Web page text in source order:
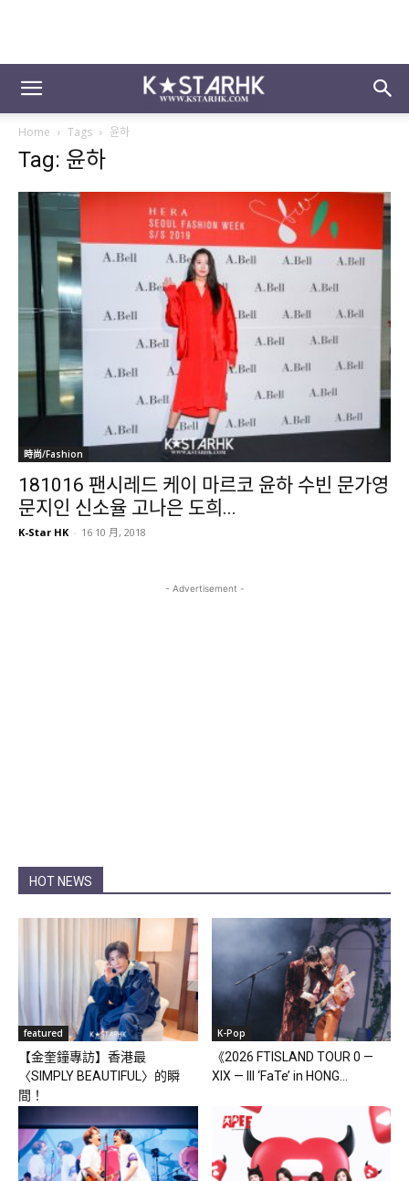
Home Tags 윤하
Tag: 윤하
時尚/Fashion
181016 팬시레드 케이 마르코 윤하 수빈 문가영
문지인 신소율 고나은 도희...
K-Star HK - 16 10 月, 2018
- Advertisement -
HOT NEWS
featured
【金奎鐘專訪】香港最
〈SIMPLY BEAUTIFUL〉的瞬
間！
K-Pop
《2026 FTISLAND TOUR 0 —
XIX — III ‘FaTe’ in HONG...